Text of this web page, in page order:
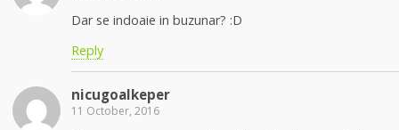
Dar se indoaie in buzunar? :D
Reply
nicugoalkeper
11 October, 2016